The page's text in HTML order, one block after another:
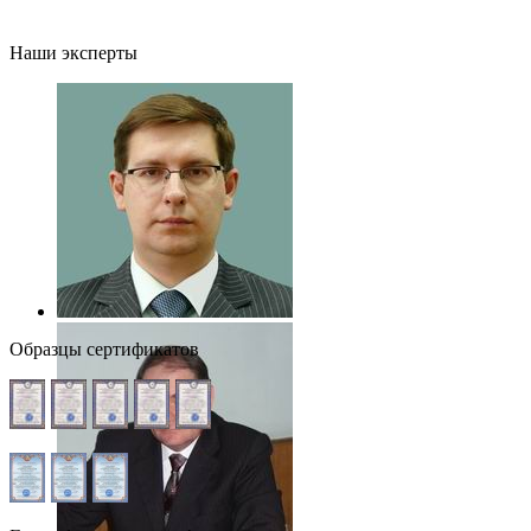
Наши эксперты
Образцы сертификатов